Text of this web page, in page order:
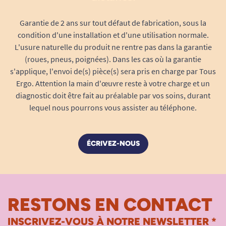
Un système 3 moteurs indépendant:
supérieurs)
Dossier inclinable(boutons centraux)
Garantie de 2 ans sur tout défaut de fabrication, sous la
condition d'une installation et d'une utilisation normale.
L'usure naturelle du produit ne rentre pas dans la garantie
(roues, pneus, poignées). Dans les cas où la garantie
s'applique, l'envoi de(s) pièce(s) sera pris en charge par Tous
Ergo. Attention la main d'œuvre reste à votre charge et un
diagnostic doit être fait au préalable par vos soins, durant
lequel nous pourrons vous assister au téléphone.
ÉCRIVEZ-NOUS
RESTONS EN CONTACT
INSCRIVEZ-VOUS À NOTRE NEWSLETTER *